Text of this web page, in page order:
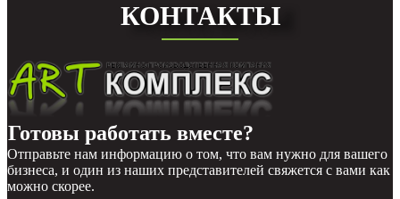
КОНТАКТЫ
Готовы работать вместе?
Отправьте нам информацию о том, что вам нужно для вашего
бизнеса, и один из наших представителей свяжется с вами как
можно скорее.